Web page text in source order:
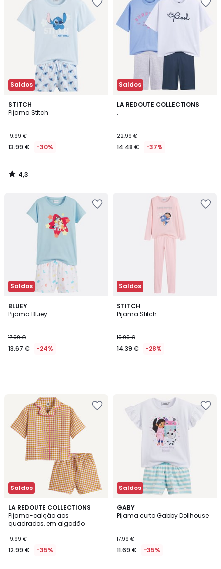
Saldos
STITCH
Pijama Stitch
19.99 €
13.99 € -30%
4,3
/ 5
4,3
/
Saldos
LA REDOUTE COLLECTIONS
.
22.99 €
14.48 € -37%
Saldos
BLUEY
Pijama Bluey
17.99 €
13.67 € -24%
Saldos
STITCH
Pijama Stitch
19.99 €
14.39 € -28%
Saldos
LA REDOUTE COLLECTIONS
Pijama-calção aos
quadrados, em algodão
19.99 €
12.99 € -35%
Saldos
GABY
Pijama curto Gabby Dollhouse
17.99 €
11.69 € -35%